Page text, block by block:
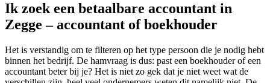
Ik zoek een betaalbare accountant in
Zegge – accountant of boekhouder
Het is verstandig om te filteren op het type persoon die je nodig hebt
binnen het bedrijf. De hamvraag is dus: past een boekhouder of een
accountant beter bij je? Het is niet zo gek dat je niet weet wat de